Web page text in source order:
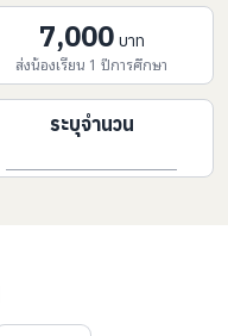
7,000 บาท
ส่งน้องเรียน 1 ปีการศึกษา
ระบุจำนวน